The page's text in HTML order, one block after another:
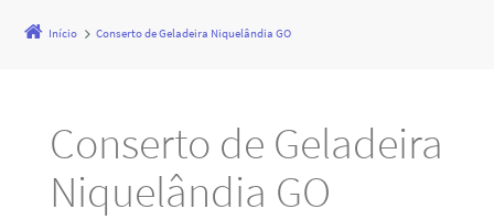
Início Conserto de Geladeira Niquelândia GO
Conserto de Geladeira
Niquelândia GO